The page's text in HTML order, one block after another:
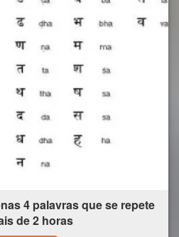
4 palavras que se repete
de 2 horas